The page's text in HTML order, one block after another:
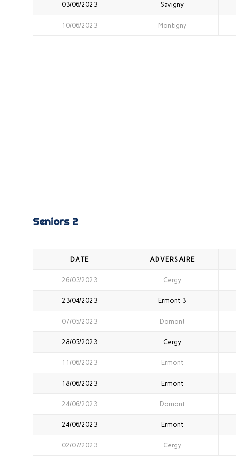
03/06/2023 Savigny
10/06/2023 Montigny
Seniors 2
DATE ADVERSAIRE
26/03/2023 Cergy
23/04/2023 Ermont 3
07/05/2023 Domont
28/05/2023 Cergy
11/06/2023 Ermont
18/06/2023 Ermont
24/06/2023 Domont
24/06/2023 Ermont
02/07/2023 Cergy